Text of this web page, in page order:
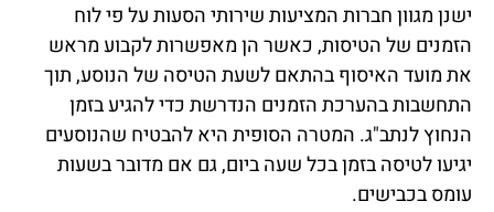
ישנן מגוון חברות המציעות שירותי הסעות על פי לוח
הזמנים של הטיסות, כאשר הן מאפשרות לקבוע מראש
את מועד האיסוף בהתאם לשעת הטיסה של הנוסע, תוך
התחשבות בהערכת הזמנים הנדרשת כדי להגיע בזמן
הנחוץ לנתב"ג. המטרה הסופית היא להבטיח שהנוסעים
יגיעו לטיסה בזמן בכל שעה ביום, גם אם מדובר בשעות
עומס בכבישים.